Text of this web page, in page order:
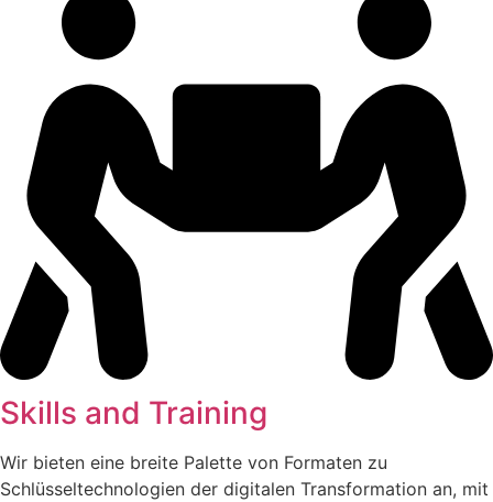
Skills and Training
Wir bieten eine breite Palette von Formaten zu
Schlüsseltechnologien der digitalen Transformation an, mit